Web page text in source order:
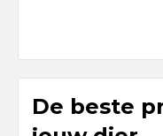
De beste